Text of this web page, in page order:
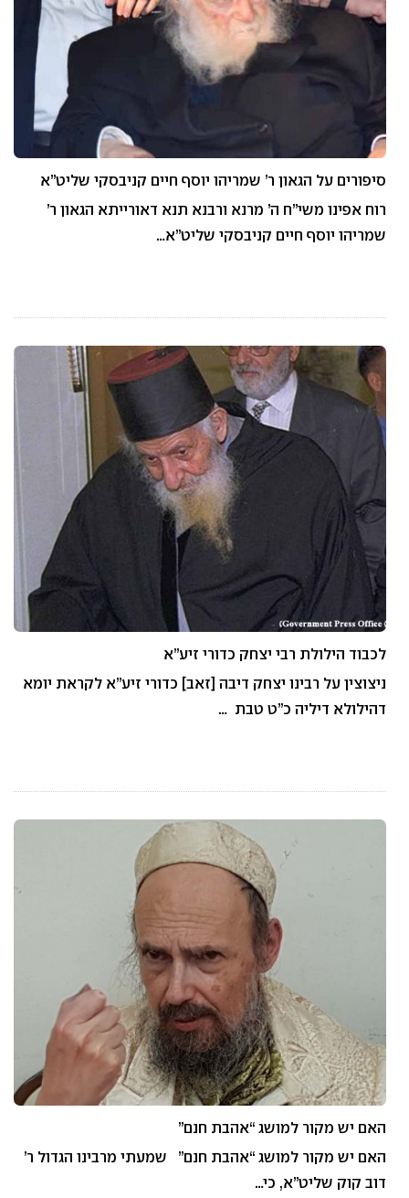
סיפורים על הגאון ר’ שמריהו יוסף חיים קניבסקי שליט”א
רוח אפינו משי”ח ה’ מרנא ורבנא תנא דאורייתא הגאון ר’
שמריהו יוסף חיים קניבסקי שליט”א…
לכבוד הילולת רבי יצחק כדורי זיע”א
ניצוצין על רבינו יצחק דיבה [זאב] כדורי זיע”א לקראת יומא
דהילולא דיליה כ”ט טבת …
האם יש מקור למושג “אהבת חנם”
האם יש מקור למושג “אהבת חנם” שמעתי מרבינו הגדול ר’
דוב קוק שליט”א, כי…